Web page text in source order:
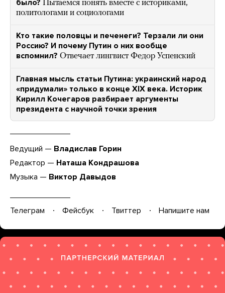
было? Пытаемся понять вместе с историками,
политологами и социологами
Кто такие половцы и печенеги? Терзали ли они
Россию? И почему Путин о них вообще
вспомнил? Отвечает лингвист Федор Успенский
Главная мысль статьи Путина: украинский народ
«придумали» только в конце XIX века. Историк
Кирилл Кочегаров разбирает аргументы
президента с научной точки зрения
Ведущий — Владислав Горин
Редактор — Наташа Кондрашова
Музыка — Виктор Давыдов
Телеграм Фейсбук Твиттер Напишите нам